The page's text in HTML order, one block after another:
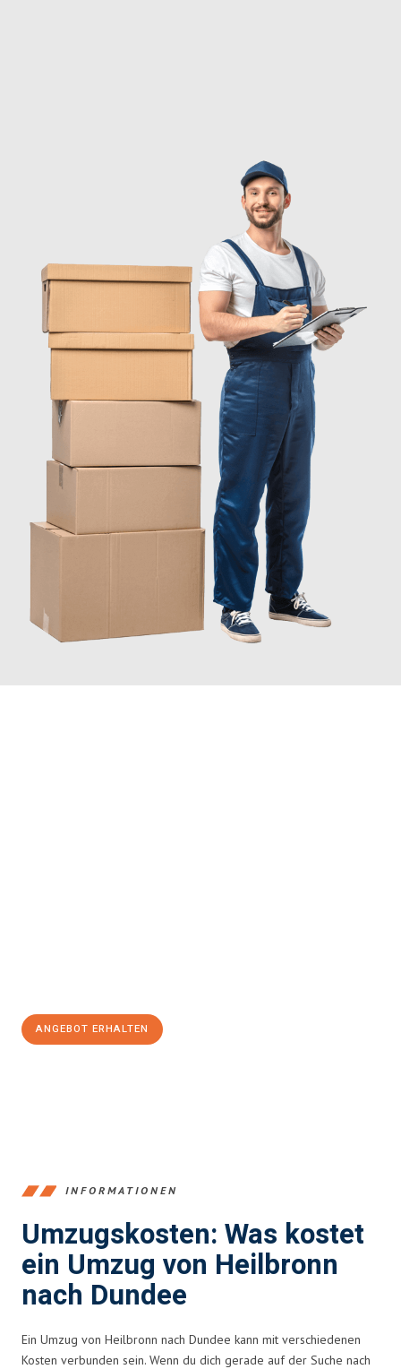
ANGEBOT ERHALTEN
INFORMATIONEN
Umzugskosten: Was kostet
ein Umzug von Heilbronn
nach Dundee
Ein Umzug von Heilbronn nach Dundee kann mit verschiedenen
Kosten verbunden sein. Wenn du dich gerade auf der Suche nach